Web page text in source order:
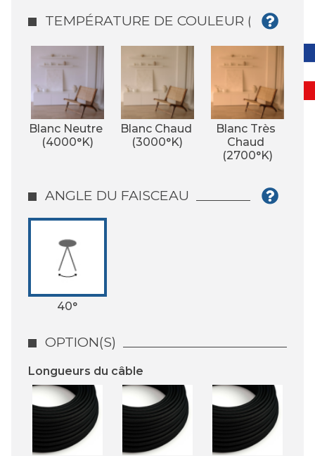
TEMPÉRATURE DE COULEUR (°K)
Blanc Neutre
(4000°K)
Blanc Chaud
(3000°K)
Blanc Très
Chaud
(2700°K)
ANGLE DU FAISCEAU
40°
OPTION(S)
Longueurs du câble